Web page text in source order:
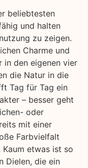
beliebtesten
und halten
zu zeigen.
Charme und
in den eigenen vier
die Natur in die
Tag für Tag ein
– besser geht
oder
mit einer
Farbvielfalt
etwas ist so
Dielen, die ein